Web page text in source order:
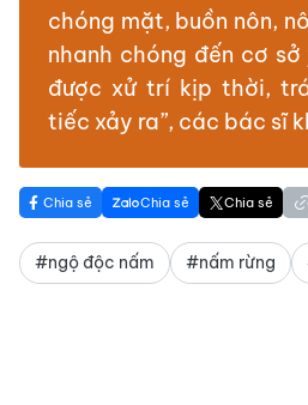
chóng mặt, buồn nôn,
nhanh chóng đến cơ
được xử trí kịp thời,
tiếc xảy ra”, các bác sĩ
Chia sẻ Chia sẻ Chia sẻ
#ngộ độc nấm #nấm rừng